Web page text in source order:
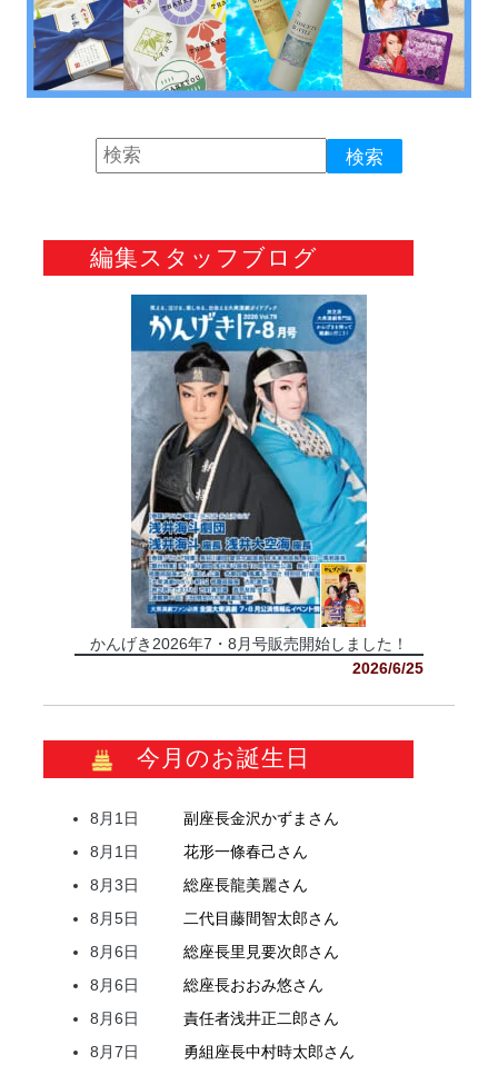
編集スタッフブログ
かんげき2026年7・8月号販売開始しました！
2026/6/25
今月のお誕生日
8月1日 副座長金沢かずま さん
8月1日
花形一條春己さん
8月3日
総座長龍美麗さん
8月5日
二代目藤間智太郎さん
8月6日
総座長里見要次郎さん
8月6日
総座長おおみ悠さん
8月6日
責任者浅井正二郎さん
8月7日
勇組座長中村時太郎さん